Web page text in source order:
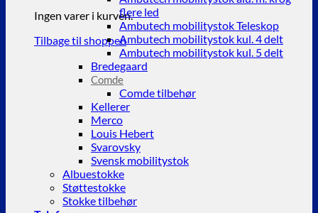
Ingen varer i kurven.
Tilbage til shoppen
flere led
Ambutech mobilitystok Teleskop
Ambutech mobilitystok kul. 4 delt
Ambutech mobilitystok kul. 5 delt
Bredegaard
Comde
Comde tilbehør
Kellerer
Merco
Louis Hebert
Svarovsky
Svensk mobilitystok
Albuestokke
Støttestokke
Stokke tilbehør